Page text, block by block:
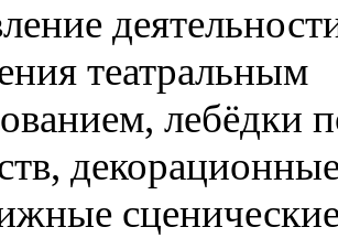
театральным
лебёдки